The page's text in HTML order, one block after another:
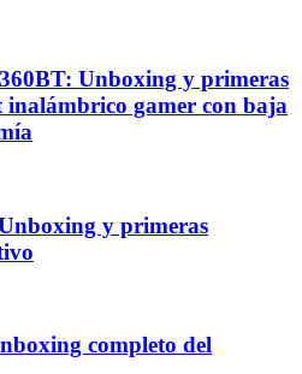
Unboxing y primeras
inalámbrico gamer con baja
y primeras
completo del